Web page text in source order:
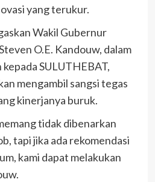
yang terukur.
Wakil Gubernur
O.E. Kandouw, dalam
SULUTHEBAT,
mengambil sangsi tegas
kinerjanya buruk.
tidak dibenarkan
tapi jika ada rekomendasi
kami dapat melakukan